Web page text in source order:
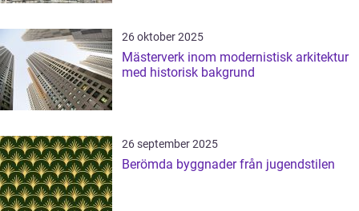
26 oktober 2025
Mästerverk inom modernistisk arkitektur
med historisk bakgrund
26 september 2025
Berömda byggnader från jugendstilen